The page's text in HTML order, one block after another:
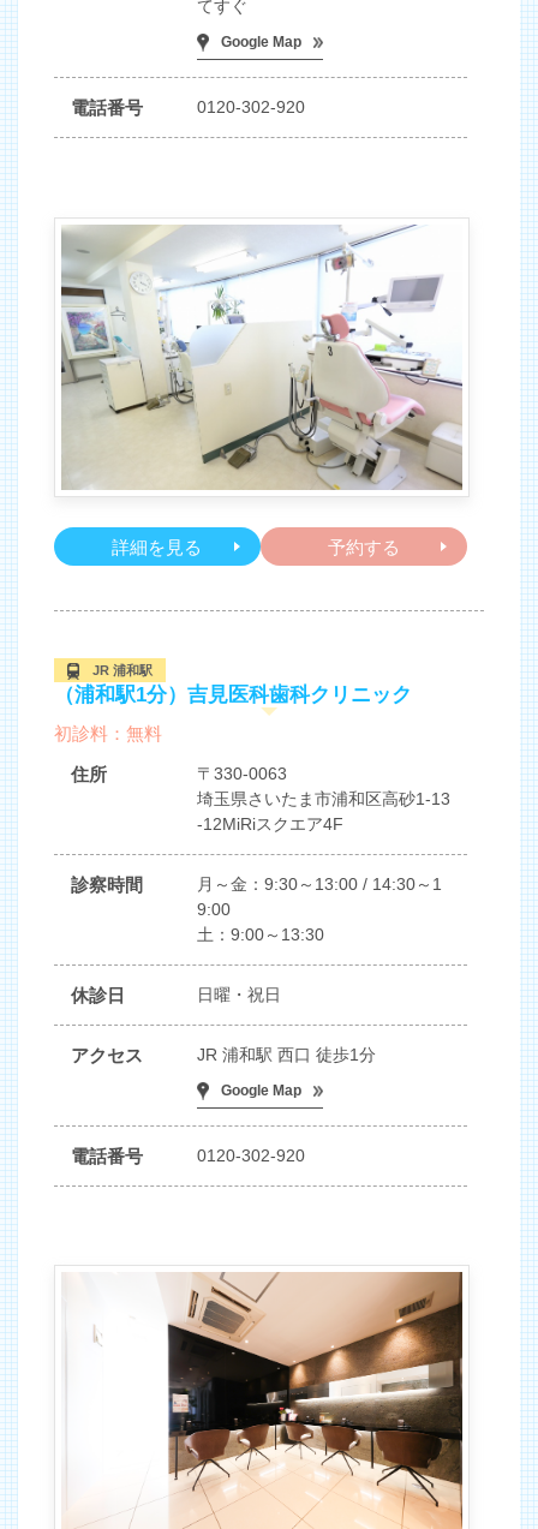
てすぐ
Google Map
電話番号 0120-302-920
詳細を見る 予約する
（浦和駅1分）吉見医科歯科クリニック
JR 浦和駅
初診料：無料
住所
〒330-0063
埼玉県さいたま市浦和区高砂1-13
-12MiRiスクエア4F
診察時間
月～金：9:30～13:00 / 14:30～1
9:00
土：9:00～13:30
休診日 日曜・祝日
アクセス JR 浦和駅 西口 徒歩1分
Google Map
電話番号 0120-302-920